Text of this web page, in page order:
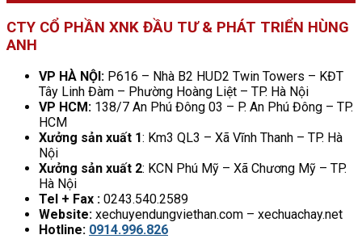
CTY CỔ PHẦN XNK ĐẦU TƯ & PHÁT TRIỂN HÙNG
ANH
VP HÀ NỘI: P616 – Nhà B2 HUD2 Twin Towers – KĐT
Tây Linh Đàm – Phường Hoàng Liệt – TP. Hà Nội
VP HCM: 138/7 An Phú Đông 03 – P. An Phú Đông – TP.
HCM
Xưởng sản xuất 1: Km3 QL3 – Xã Vĩnh Thanh – TP. Hà
Nội
Xưởng sản xuất 2: KCN Phú Mỹ – Xã Chương Mỹ – TP.
Hà Nội
Tel + Fax : 0243.540.2589
Website: xechuyendungviethan.com – xechuachay.net
Hotline: 0914.996.826